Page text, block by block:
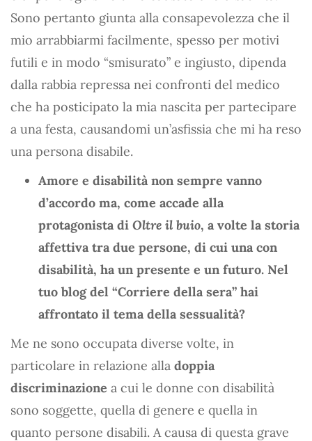
Sono pertanto giunta alla consapevolezza che il
mio arrabbiarmi facilmente, spesso per motivi
futili e in modo “smisurato” e ingiusto, dipenda
dalla rabbia repressa nei confronti del medico
che ha posticipato la mia nascita per partecipare
a una festa, causandomi un’asfissia che mi ha reso
una persona disabile.
Amore e disabilità non sempre vanno
d’accordo ma, come accade alla
protagonista di Oltre il buio, a volte la storia
affettiva tra due persone, di cui una con
disabilità, ha un presente e un futuro. Nel
tuo blog del “Corriere della sera” hai
affrontato il tema della sessualità?
Me ne sono occupata diverse volte, in
particolare in relazione alla doppia
discriminazione a cui le donne con disabilità
sono soggette, quella di genere e quella in
quanto persone disabili. A causa di questa grave